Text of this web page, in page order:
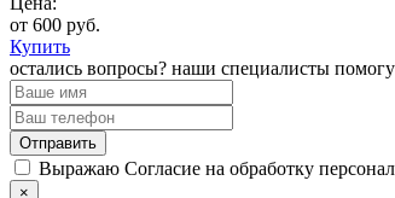
от 600 руб.
Купить
остались вопросы? наши специалисты
Выражаю Согласие на обработку
×